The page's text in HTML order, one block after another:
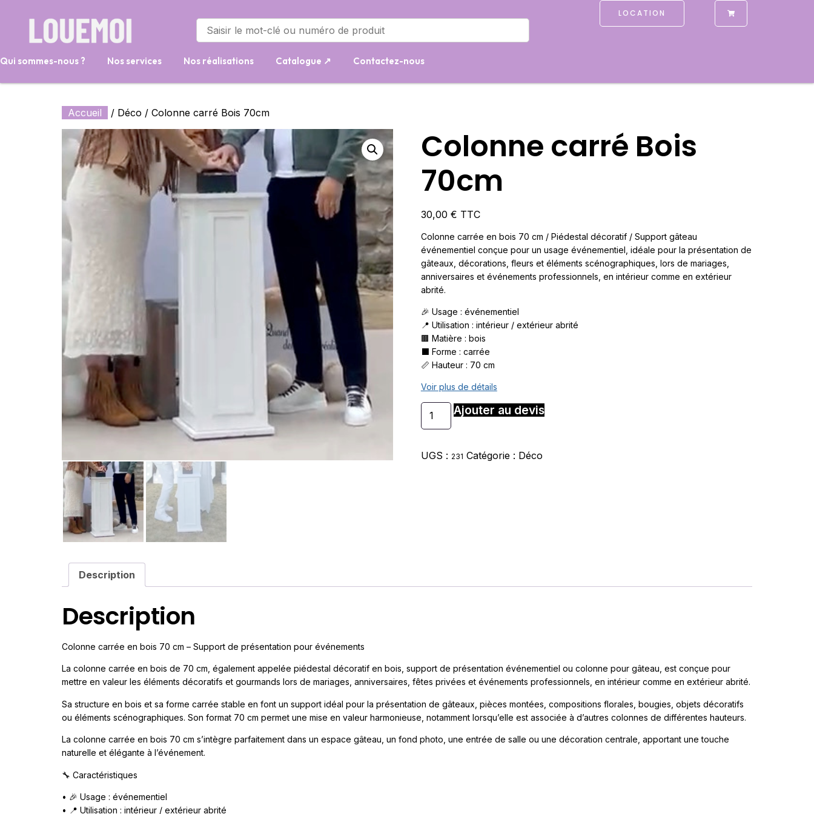
LOCATION
Qui sommes-nous ? Nos services Nos réalisations Catalogue ↗ Contactez-nous
Accueil / Déco / Colonne carré Bois 70cm
Colonne carré Bois
70cm
30,00 € TTC
Colonne carrée en bois 70 cm / Piédestal décoratif / Support gâteau
événementiel conçue pour un usage événementiel, idéale pour la présentation de
gâteaux, décorations, fleurs et éléments scénographiques, lors de mariages,
anniversaires et événements professionnels, en intérieur comme en extérieur
abrité.
🎉 Usage : événementiel
📍 Utilisation : intérieur / extérieur abrité
🟫 Matière : bois
⬛ Forme : carrée
📏 Hauteur : 70 cm
Voir plus de détails
Ajouter au devis
UGS : 231 Catégorie : Déco
Description
Description
Colonne carrée en bois 70 cm – Support de présentation pour événements
La colonne carrée en bois de 70 cm, également appelée piédestal décoratif en bois, support de présentation événementiel ou colonne pour gâteau, est conçue pour
mettre en valeur les éléments décoratifs et gourmands lors de mariages, anniversaires, fêtes privées et événements professionnels, en intérieur comme en extérieur abrité.
Sa structure en bois et sa forme carrée stable en font un support idéal pour la présentation de gâteaux, pièces montées, compositions florales, bougies, objets décoratifs
ou éléments scénographiques. Son format 70 cm permet une mise en valeur harmonieuse, notamment lorsqu’elle est associée à d’autres colonnes de différentes hauteurs.
La colonne carrée en bois 70 cm s’intègre parfaitement dans un espace gâteau, un fond photo, une entrée de salle ou une décoration centrale, apportant une touche
naturelle et élégante à l’événement.
🔧 Caractéristiques
• 🎉 Usage : événementiel
• 📍 Utilisation : intérieur / extérieur abrité